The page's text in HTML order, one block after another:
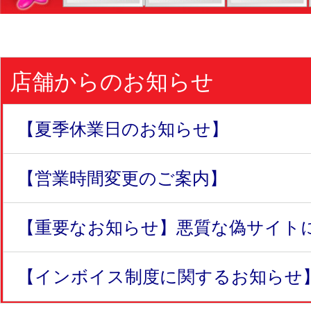
店舗からのお知らせ
【夏季休業日のお知らせ】
【営業時間変更のご案内】
【重要なお知らせ】悪質な偽サイト
【インボイス制度に関するお知らせ